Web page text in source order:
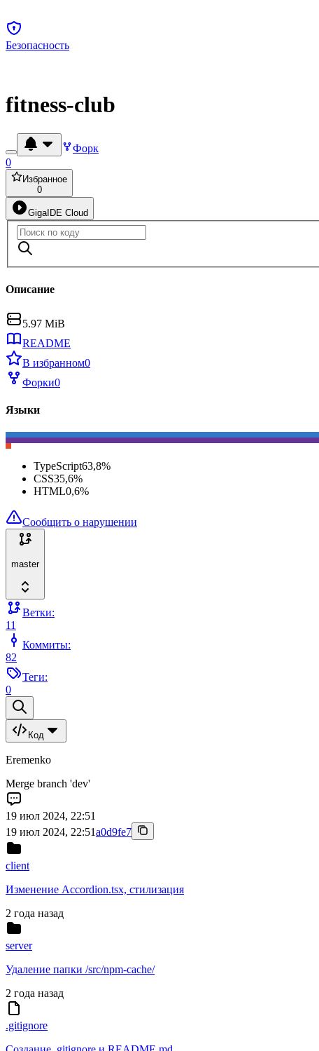
Безопасность
fitness-club
Форк
0
Избранное
0
GigaIDE Cloud
Описание
5.97 MiB
README
В избранном0
Форки0
Языки
TypeScript63,8%
CSS35,6%
HTML0,6%
Сообщить о нарушении
master
Ветки:
11
Коммиты:
82
Теги:
0
Код
Eremenko
Merge branch 'dev'
19 июл 2024, 22:51
19 июл 2024, 22:51a0d9fe7
client
Изменение Accordion.tsx, стилизация
2 года назад
server
Удаление папки /src/npm-cache/
2 года назад
.gitignore